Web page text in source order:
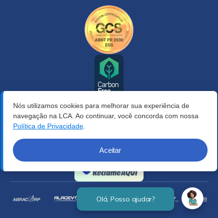
Verificada por
Nós utilizamos cookies para melhorar sua experiência de
navegação na LCA. Ao continuar, você concorda com nossa
Política de Privacidade.
Aceitar